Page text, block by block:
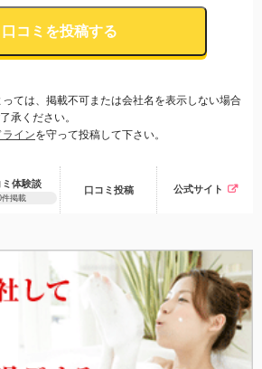
口コミを投稿する
ては、掲載不可または会社名を表示しない場合
承ください。
インを守って投稿して下さい。
ミ体験談
件掲載
口コミ 投稿 公式サイト